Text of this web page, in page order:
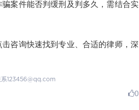
案件能否判缓刑及判多久，需结合实
咨询快速找到专业、合适的律师，深
系123456@qq.com
0